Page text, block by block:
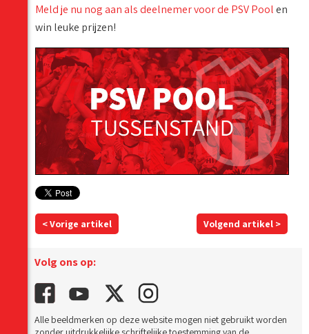
Meld je nu nog aan als deelnemer voor de PSV Poolen
win leuke prijzen!
< Vorige artikel Volgend artikel >
Volg ons op:
Alle beeldmerken op deze website mogen niet gebruikt worden